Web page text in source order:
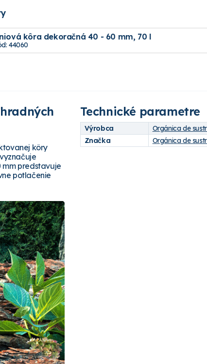
kôra dekoračná 40 - 60 mm, 70 l
44060
kôry
predstavuje
potlačenie
Technické parametre
Výrobca
Orgánica de
Značka
Orgánica de